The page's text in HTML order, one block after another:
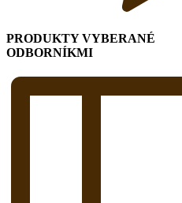
PRODUKTY VYBERANÉ
ODBORNÍKMI